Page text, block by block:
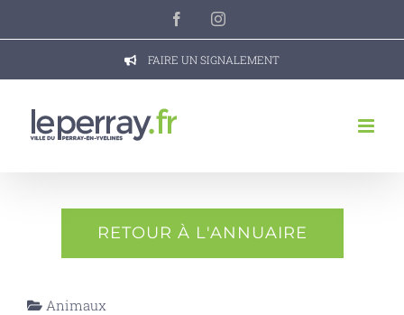
FacebookInstagram
FAIRE UN SIGNALEMENT
RETOUR À L'ANNUAIRE
Animaux